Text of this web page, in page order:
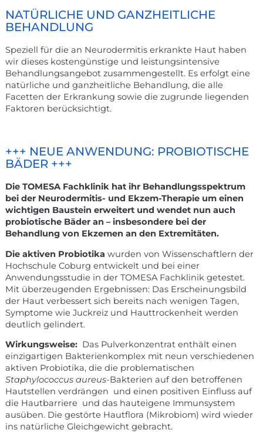
NATÜRLICHE UND GANZHEITLICHE
BEHANDLUNG
Speziell für die an Neurodermitis erkrankte Haut haben
wir dieses kostengünstige und leistungsintensive
Behandlungsangebot zusammengestellt. Es erfolgt eine
natürliche und ganzheitliche Behandlung, die alle
Facetten der Erkrankung sowie die zugrunde liegenden
Faktoren berücksichtigt.
+++ NEUE ANWENDUNG: PROBIOTISCHE
BÄDER +++
Die TOMESA Fachklinik hat ihr Behandlungsspektrum
bei der Neurodermitis- und Ekzem-Therapie um einen
wichtigen Baustein erweitert und wendet nun auch
probiotische Bäder an – insbesondere bei der
Behandlung von Ekzemen an den Extremitäten.
Die aktiven Probiotikawurden von Wissenschaftlern der
Hochschule Coburg entwickelt und bei einer
Anwendungsstudie in der TOMESA Fachklinik getestet.
Mit überzeugenden Ergebnissen: Das Erscheinungsbild
der Haut verbessert sich bereits nach wenigen Tagen,
Symptome wie Juckreiz und Hauttrockenheit werden
deutlich gelindert.
Wirkungsweise: Das Pulverkonzentrat enthält einen
einzigartigen Bakterienkomplex mit neun verschiedenen
aktiven Probiotika, die die problematischen
Staphylococcus aureus-Bakterien auf den betroffenen
Hautstellen verdrängen und einen positiven Einfluss auf
die Hautbarriere und das hauteigene Immunsystem
ausüben. Die gestörte Hautflora (Mikrobiom) wird wieder
ins natürliche Gleichgewicht gebracht.